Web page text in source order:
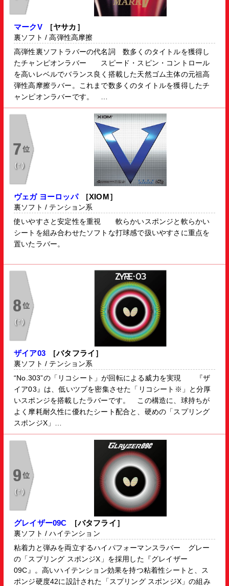
マークV ［ヤサカ］
裏ソフト / 高弾性高摩擦
高弾性裏ソフトラバーの代名詞 数多くのタイトルを獲得し
たチャンピオンラバー スピード・スピン・コントロール
を高いレベルでバランス良く搭載した天然ゴム主体の元祖高
弾性高摩擦ラバー。これまで数多くのタイトルを獲得したチ
ャンピオンラバーです。 …
（↑）
ヴェガ ヨーロッパ ［XIOM］
裏ソフト / テンション系
使いやすさと安定性を重視 軟らかいスポンジと軟らかい
シートを組み合わせたソフトな打球感で扱いやすさに重点を
置いたラバー。
（↑）
ザイア03 ［バタフライ］
裏ソフト / テンション系
“No.303”の「リコシート」が回転による威力を実現 『ザ
イア03』は、低いツブを密集させた「リコシート※」と分厚
いスポンジを搭載したラバーです。 この構造に、球持ちが
よく摩耗耐久性に優れたシート配合と、硬めの「スプリング
スポンジX」…
（↑）
グレイザー09C ［バタフライ］
裏ソフト / ハイテンション
粘着力と弾みを両立するハイパフォーマンスラバー グレー
の「スプリング スポンジX」を採用した『グレイザー
09C』。高いハイテンション効果を持つ粘着性シートと、ス
ポンジ硬度42に設計された「スプリング スポンジX」の組み